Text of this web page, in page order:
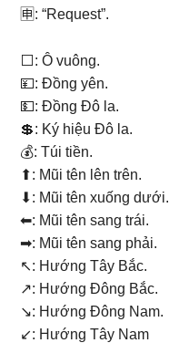
🈸: “Request”.
⬜: Ô vuông.
💴: Đồng yên.
💵: Đồng Đô la.
💲: Ký hiệu Đô la.
💰: Túi tiền.
⬆: Mũi tên lên trên.
⬇: Mũi tên xuống dưới.
⬅: Mũi tên sang trái.
➡: Mũi tên sang phải.
↖: Hướng Tây Bắc.
↗: Hướng Đông Bắc.
↘: Hướng Đông Nam.
↙: Hướng Tây Nam